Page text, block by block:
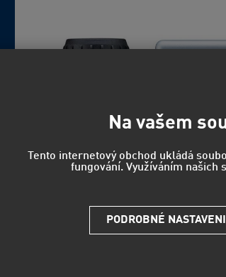
Na vašem
Tento internetový obchod ukládá
fungování. Využíváním našich
PODROBNÉ